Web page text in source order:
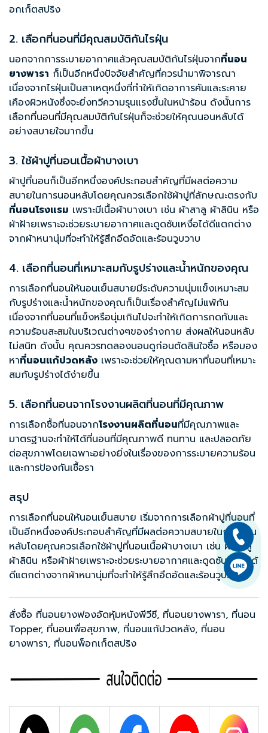
อกเก็ตสปริง
2. เลือกที่นอนที่มีคุณสมบัติกันไรฝุ่น
นอกจากการระบายอากาศแล้วคุณสมบัติกันไรฝุ่นจากที่นอน
ยางพารา ก็เป็นอีกหนึ่งปัจจัยสำคัญที่ควรนำมาพิจารณา
เนื่องจากไรฝุ่นเป็นสาเหตุหนึ่งที่ทำให้เกิดอาการคันและระคาย
เคืองผิวหนังซึ่งจะยิ่งทวีความรุนแรงขึ้นในหน้าร้อน ดังนั้นการ
เลือกที่นอนที่มีคุณสมบัติกันไรฝุ่นก็จะช่วยให้คุณนอนหลับได้
อย่างสบายใจมากขึ้น
3. ใช้ผ้าปูที่นอนเนื้อผ้าบางเบา
ผ้าปูที่นอนก็เป็นอีกหนึ่งองค์ประกอบสำคัญที่มีผลต่อความ
สบายในการนอนหลับโดยคุณควรเลือกใช้ผ้าปูที่ลักษณะตรงกับ
ที่นอนโรงแรม เพราะมีเนื้อผ้าบางเบา เช่น ผ้าสาลู ผ้าลินิน หรือ
ผ้าฝ้ายเพราะจะช่วยระบายอากาศและดูดซับเหงื่อได้ดีแตกต่าง
จากผ้าหนานุ่มที่จะทำให้รู้สึกอึดอัดและร้อนวูบวาบ
4. เลือกที่นอนที่เหมาะสมกับรูปร่างและน้ำหนักของคุณ
การเลือกที่นอนให้นอนเย็นสบายมีระดับความนุ่มแข็งเหมาะสม
กับรูปร่างและน้ำหนักของคุณก็เป็นเรื่องสำคัญไม่แพ้กัน
เนื่องจากที่นอนที่แข็งหรือนุ่มเกินไปจะทำให้เกิดการกดทับและ
ความร้อนสะสมในบริเวณต่างๆของร่างกาย ส่งผลให้นอนหลับ
ไม่สนิท ดังนั้น คุณควรทดลองนอนดูก่อนตัดสินใจซื้อ หรือมอง
หาที่นอนแก้ปวดหลัง เพราะจะช่วยให้คุณตามหาที่นอนที่เหมาะ
สมกับรูปร่างได้ง่ายขึ้น
5. เลือกที่นอนจากโรงงานผลิตที่นอนที่มีคุณภาพ
การเลือกซื้อที่นอนจากโรงงานผลิตที่นอนที่มีคุณภาพและ
มาตรฐานจะทำให้ได้ที่นอนที่มีคุณภาพดี ทนทาน และปลอดภัย
ต่อสุขภาพโดยเฉพาะอย่างยิ่งในเรื่องของการระบายความร้อน
และการป้องกันเชื้อรา
สรุป
การเลือกที่นอนให้นอนเย็นสบาย เริ่มจากการเลือกผ้าปูที่นอนที่
เป็นอีกหนึ่งองค์ประกอบสำคัญที่มีผลต่อความสบายในการนอน
หลับโดยคุณควรเลือกใช้ผ้าปูที่นอนเนื้อผ้าบางเบา เช่น ผ้าสาลู
ผ้าลินิน หรือผ้าฝ้ายเพราะจะช่วยระบายอากาศและดูดซับเหงื่อได้
ดีแตกต่างจากผ้าหนานุ่มที่จะทำให้รู้สึกอึดอัดและร้อนวูบวาบ
สั่งซื้อ ที่นอนยางฟองอัดหุ้มหนังพีวีซี, ที่นอนยางพารา, ที่นอน
Topper, ที่นอนเพื่อสุขภาพ, ที่นอนแก้ปวดหลัง, ที่นอน
ยางพารา, ที่นอนพ็อกเก็ตสปริง